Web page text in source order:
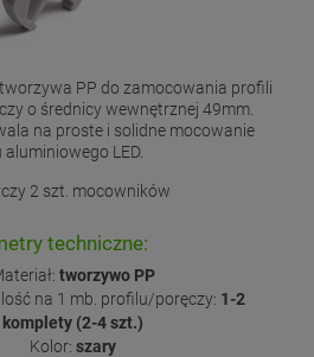
PP do zamocowania profili
o średnicy wewnętrznej 49mm.
na proste i solidne mocowanie
aluminiowego LED.
2 szt. mocowników
techniczne:
tworzywo PP
na 1 mb. profilu/poręczy: 1-2
komplety (2-4 szt.)
Kolor: szary